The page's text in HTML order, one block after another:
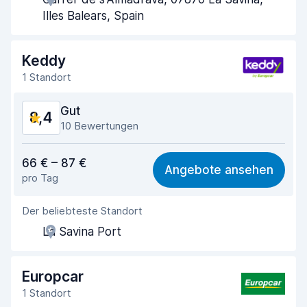
Schnelle Abholung
Sauberkeit des Fahrzeugs 8,7
Zustand des Fahrzeugs
Illes Balears, Spain
Keddy
1 Standort
8,4 Gut
10 Bewertungen
8,1
Einfach zu finden 7,6
Agenten-Hilfsbereitschaft
Schnelle Abholung
Schnelle Abgabe 8,8
66 € – 87 €
pro Tag
Angebote ansehen
Der beliebteste Standort
La Savina Port
Europcar
1 Standort